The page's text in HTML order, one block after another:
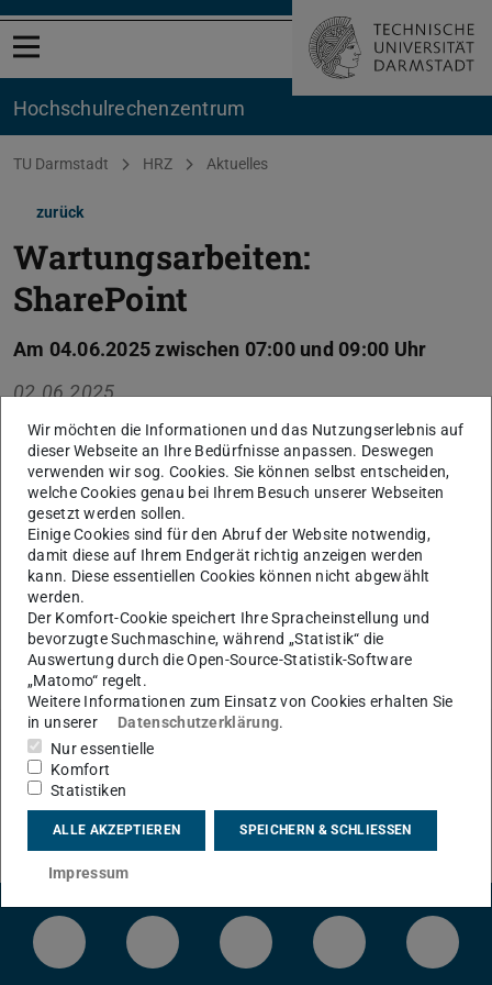
Menü öffnen
Hochschul­rechenzentrum
Sie befinden sich hier:
TU Darmstadt HRZ Aktuelles
zurück
Wartungsarbeiten:
SharePoint
Am 04.06.2025 zwischen 07:00 und 09:00 Uhr
02.06.2025
Im angegebenen Zeitraum ist SharePoint wegen
Wartungsarbeiten vorübergehend nicht verfügbar.
KONTAKT
LinkedIn-Seite der TU Darmstadt
Instagram-Kanal der TU
Bluesky-Kanal der TU
Facebook-
Wir möchten die Informationen und das Nutzungserlebnis auf
dieser Webseite an Ihre Bedürfnisse anpassen. Deswegen
verwenden wir sog. Cookies. Sie können selbst entscheiden,
welche Cookies genau bei Ihrem Besuch unserer Webseiten
gesetzt werden sollen.
Einige Cookies sind für den Abruf der Website notwendig,
damit diese auf Ihrem Endgerät richtig anzeigen werden
kann. Diese essentiellen Cookies können nicht abgewählt
werden.
Der Komfort-Cookie speichert Ihre Spracheinstellung und
bevorzugte Suchmaschine, während „Statistik“ die
Auswertung durch die Open-Source-Statistik-Software
„Matomo“ regelt.
Weitere Informationen zum Einsatz von Cookies erhalten Sie
in unserer
Datenschutzerklärung.
Nur essentielle
Komfort
Statistiken
ALLE AKZEPTIEREN SPEICHERN & SCHLIESSEN
Impressum